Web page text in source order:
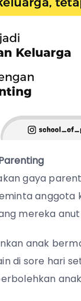
gaya
mereka
anak
di sore hari